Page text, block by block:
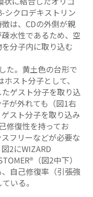
シクロデキストリン
は、CDの外側が親
水性であるため、空
分子内に取り込む
た。黄土色の台形で
スト分子として、
ゲスト分子を取り込
が外れても（図1右
スト分子を取り込み
修復性を持ってお
フリーなどが必要な
2にWIZARD
（図2中下）
自己修復率（引張強
いる。